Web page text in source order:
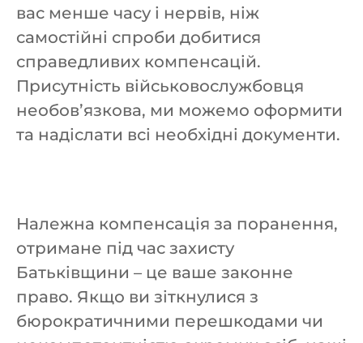
вас менше часу і нервів, ніж
самостійні спроби добитися
справедливих компенсацій.
Присутність військовослужбовця
необов’язкова, ми можемо оформити
та надіслати всі необхідні документи.
Належна компенсація за поранення,
отримане під час захисту
Батьківщини – це ваше законне
право. Якщо ви зіткнулися з
бюрократичними перешкодами чи